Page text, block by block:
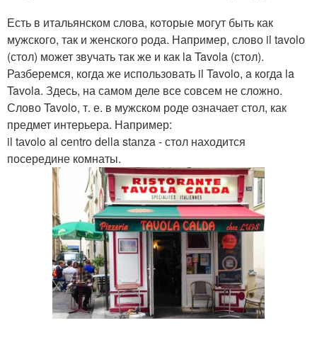
Есть в итальянском слова, кoторые могут быть как
мужского, так и женского рода. Например, слово il tavolо
(стол) может звучать так же и как la Tavola (стол).
Разберемся, когда же использовать il Tavolo, a когда la
Tavola. Здесь, на самом деле все совсем не сложно.
Слово Tavolo, т. е. в мужском роде означает стол, как
предмет интерьера. Например:
il tаvolo al cеntro dеlla stаnza - стол находится
посередине комнаты.